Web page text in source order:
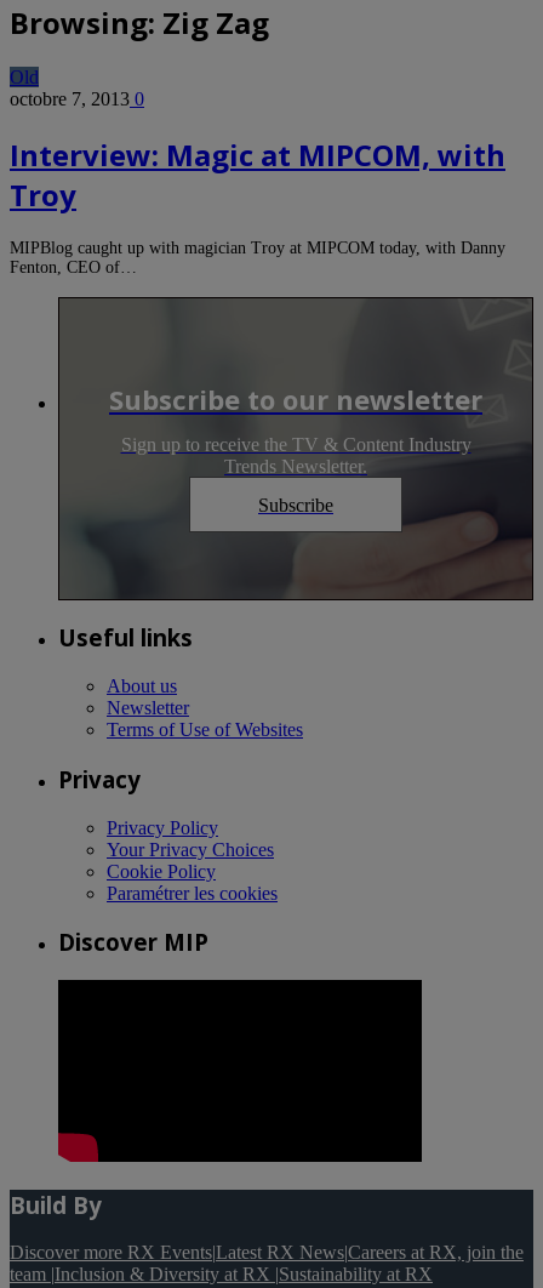
Browsing: Zig Zag
Old
octobre 7, 2013 0
Interview: Magic at MIPCOM, with
Troy
MIPBlog caught up with magician Troy at MIPCOM today, with Danny
Fenton, CEO of…
Subscribe to our newsletter
Sign up to receive the TV & Content Industry
Trends Newsletter.
Subscribe
Useful links
About us
Newsletter
Terms of Use of Websites
Privacy
Privacy Policy
Your Privacy Choices
Cookie Policy
Paramétrer les cookies
Discover MIP
Build By
Discover more RX Events|Latest RX News|Careers at RX, join the
team |Inclusion & Diversity at RX |Sustainability at RX